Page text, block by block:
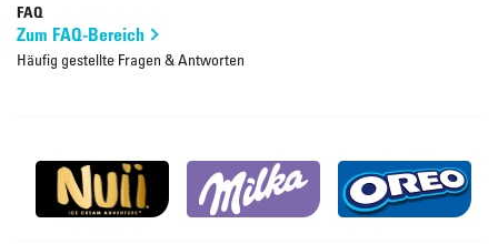
FAQ
Zum FAQ-Bereich
Häufig gestellte Fragen & Antworten